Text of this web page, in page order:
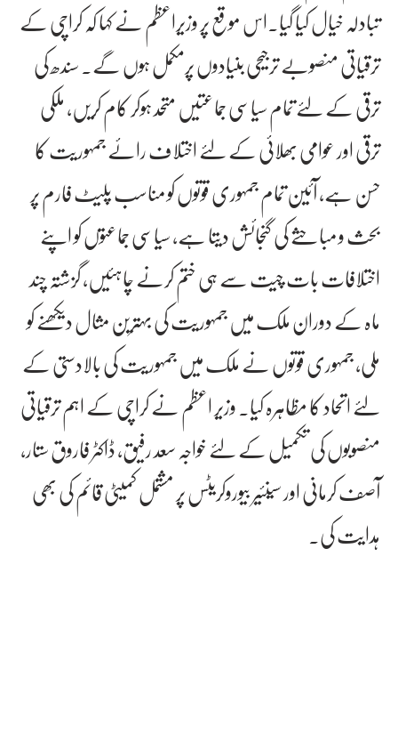
تبادلہ خیال کیا گیا۔اس موقع پر وزیراعظم نے کہا کہ کراچی کے
ترقیاتی منصوبے ترجیحی بنیادوں پرمکمل ہوں گے۔ سندھ کی
ترقی کے لئے تمام سیاسی جماعتیں متحد ہوکر کام کریں، ملکی
ترقی اور عوامی بھلائی کے لئے اختلاف رائے جمہوریت کا
حسن ہے، آئین تمام جمہوری قوتوں کو مناسب پلیٹ فارم پر
بحث و مباحثے کی گنجائش دیتا ہے، سیاسی جماعتوں کو اپنے
اختلافات بات چیت سے ہی ختم کرنے چاہئیں، گزشتہ چند
ماہ کے دوران ملک میں جمہوریت کی بہترین مثال دیکھنے کو
ملی، جمہوری قوتوں نے ملک میں جمہوریت کی بالادستی کے
لئے اتحاد کا مظاہرہ کیا۔ وزیر اعظم نے کراچی کے اہم ترقیاتی
منصوبوں کی تکمیل کے لئے خواجہ سعد رفیق، ڈاکٹر فاروق ستار،
آصف کرمانی اور سینئیر بیوروکریٹس پر مشتمل کمیٹی قائم کی بھی
ہدایت کی۔